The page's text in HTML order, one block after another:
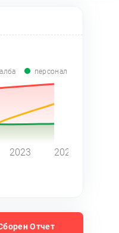
персонал
2023 2024
Отчет